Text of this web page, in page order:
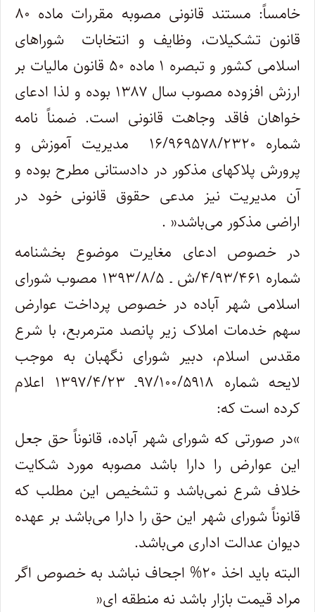
خامساً: مستند قانونی مصوبه مقررات ماده ۸۰
قانون تشکیلات، وظایف و انتخابات شوراهای
اسلامی کشور و تبصره ۱ ماده ۵۰ قانون مالیات بر
ارزش افزوده مصوب سال ۱۳۸۷ بوده و لذا ادعای
خواهان فاقد وجاهت قانونی است. ضمناً نامه
شماره ۱۶/۹۶۹۵۷۸/۲۳۲۰ مدیریت آموزش و
پرورش پلاکهای مذکور در دادستانی مطرح بوده و
آن مدیریت نیز مدعی حقوق قانونی خود در
اراضی مذکور می‌باشد. »
در خصوص ادعای مغایرت موضوع بخشنامه
شماره ۴/۹۳/۴۶۱/ش ـ ۱۳۹۳/۸/۵ مصوب شورای
اسلامی شهر آباده در خصوص پرداخت عوارض
سهم خدمات املاک زیر پانصد مترمربع، با شرع
مقدس اسلام، دبیر شورای نگهبان به موجب
لایحه شماره ۹۷/۱۰۰/۵۹۱۸ـ ۱۳۹۷/۴/۲۳ اعلام
کرده است که:
«در صورتی که شورای شهر آباده، قانوناً حق جعل
این عوارض را دارا باشد مصوبه مورد شکایت
خلاف شرع نمی‌باشد و تشخیص این مطلب که
قانوناً شورای شهر این حق را دارا می‌باشد بر عهده
دیوان عدالت اداری می‌باشد.
البته باید اخذ ۲۰% اجحاف نباشد به خصوص اگر
مراد قیمت بازار باشد نه منطقه ای»